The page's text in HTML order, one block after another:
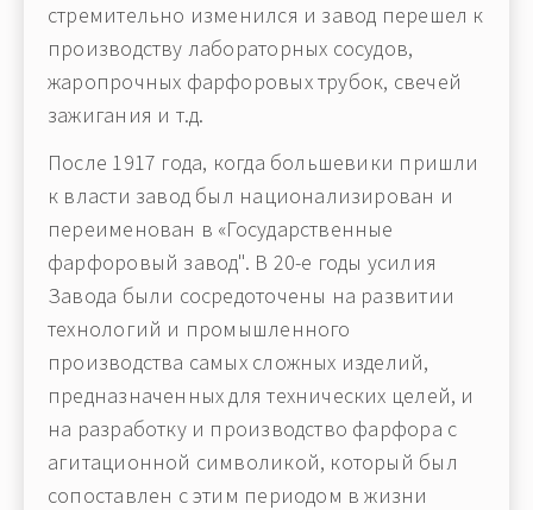
стремительно изменился и завод перешел к
производству лабораторных сосудов,
жаропрочных фарфоровых трубок, свечей
зажигания и т.д.
После 1917 года, когда большевики пришли
к власти завод был национализирован и
переименован в «Государственные
фарфоровый завод". В 20-е годы усилия
Завода были сосредоточены на развитии
технологий и промышленного
производства самых сложных изделий,
предназначенных для технических целей, и
на разработку и производство фарфора с
агитационной символикой, который был
сопоставлен с этим периодом в жизни